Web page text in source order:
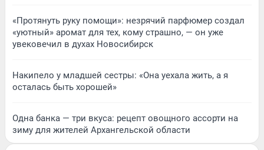
«Протянуть руку помощи»: незрячий парфюмер создал
«уютный» аромат для тех, кому страшно, — он уже
увековечил в духах Новосибирск
Накипело у младшей сестры: «Она уехала жить, а я
осталась быть хорошей»
Одна банка — три вкуса: рецепт овощного ассорти на
зиму для жителей Архангельской области